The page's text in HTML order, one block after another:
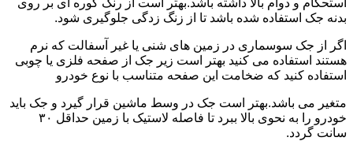
استحکام و دوام بالا داشته باشد.بهتر است از رنگ کوره ای بر روی
بدنه جک استفاده شده باشد تا از زنگ زدگی جلوگیری شود.
اگر از جک سوسماری در زمین های شنی یا غیر آسفالت که نرم
هستند استفاده می کنید بهتر است زیر جک از صفحه فلزی یا چوبی
استفاده کنید که ضخامت این صفحه متناسب با نوع خودرو
متغیر می باشد.بهتر است جک در وسط ماشین قرار گیرد و جک باید
خودرو را به نحوی بالا ببرد تا فاصله لاستیک با زمین حداقل ۳۰
سانت گردد.